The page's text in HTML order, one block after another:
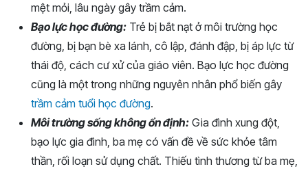
mệt mỏi, lâu ngày gây trầm cảm.
Bạo lực học đường: Trẻ bị bắt nạt ở môi trường học
đường, bị bạn bè xa lánh, cô lập, đánh đập, bị áp lực từ
thái độ, cách cư xử của giáo viên. Bạo lực học đường
cũng là một trong những nguyên nhân phổ biến gây
trầm cảm tuổi học đường.
Môi trường sống không ổn định: Gia đình xung đột,
bạo lực gia đình, ba mẹ có vấn đề về sức khỏe tâm
thần, rối loạn sử dụng chất. Thiếu tình thương từ ba mẹ,